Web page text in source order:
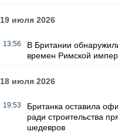
19 июля 2026
13:56
В Британии
времен Римской
18 июля 2026
19:53
Британка оставила
ради строительства
шедевров